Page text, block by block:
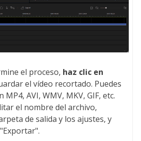
el proceso, haz clic en
el vídeo recortado. Puedes
AVI, WMV, MKV, GIF, etc.
el nombre del archivo,
de salida y los ajustes, y